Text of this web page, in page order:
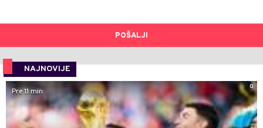
POŠALJI
NAJNOVIJE
0
Pre 11 min